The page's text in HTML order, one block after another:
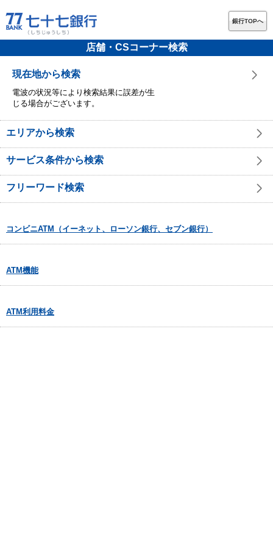
銀行TOPへ
店舗・CSコーナー検索
現在地から検索
電波の状況等により検索結果に誤差が生
じる場合がございます。
エリアから検索
サービス条件から検索
フリーワード検索
コンビニATM（イーネット、ローソン銀行、セブン銀行）
ATM機能
ATM利用料金